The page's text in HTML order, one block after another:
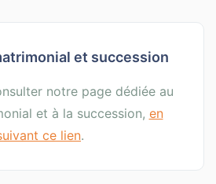
de la participation aux
et succession
notre page dédiée au
et à la succession, en
ce lien.